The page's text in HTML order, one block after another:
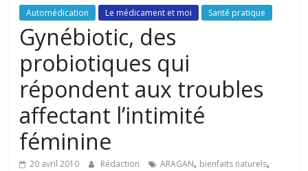
de
toute
famille
Automédication Le médicament et moi Santé pratique
Gynébiotic, des
probiotiques qui
répondent aux troubles
affectant l’intimité
féminine
20 avril 2010 Rédaction ARAGAN, bienfaits naturels,